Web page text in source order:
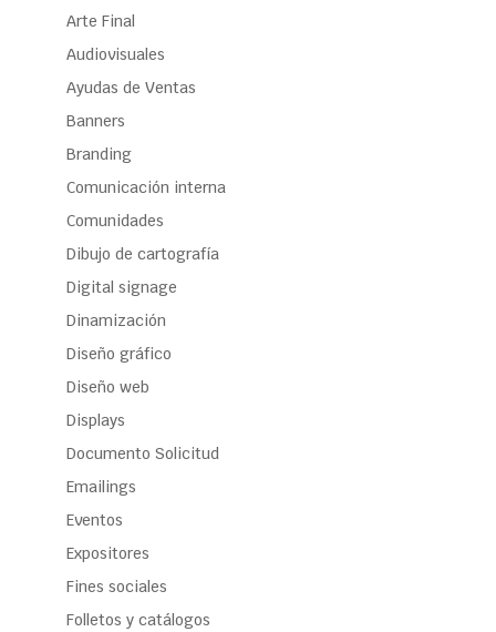
Arte Final
Audiovisuales
Ayudas de Ventas
Banners
Branding
Comunicación interna
Comunidades
Dibujo de cartografía
Digital signage
Dinamización
Diseño gráfico
Diseño web
Displays
Documento Solicitud
Emailings
Eventos
Expositores
Fines sociales
Folletos y catálogos